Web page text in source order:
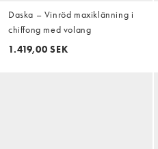
Daska – Vinröd maxiklänning i
chiffong med volang
1.419,00 SEK